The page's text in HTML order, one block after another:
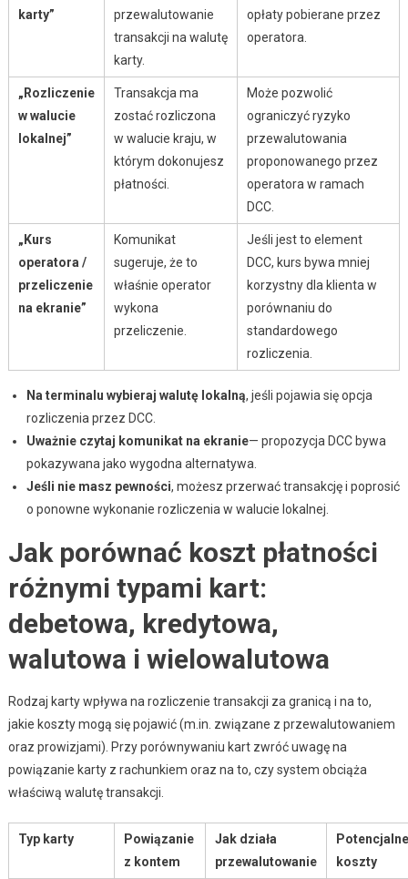
karty”
przewalutowanie
transakcji na walutę
karty.
opłaty pobierane przez
operatora.
„Rozliczenie
w walucie
lokalnej”
Transakcja ma
zostać rozliczona
w walucie kraju, w
którym dokonujesz
płatności.
Może pozwolić
ograniczyć ryzyko
przewalutowania
proponowanego przez
operatora w ramach
DCC.
„Kurs
operatora /
przeliczenie
na ekranie”
Komunikat
sugeruje, że to
właśnie operator
wykona
przeliczenie.
Jeśli jest to element
DCC, kurs bywa mniej
korzystny dla klienta w
porównaniu do
standardowego
rozliczenia.
Na terminalu wybieraj walutę lokalną, jeśli pojawia się opcja
rozliczenia przez DCC.
Uważnie czytaj komunikat na ekranie— propozycja DCC bywa
pokazywana jako wygodna alternatywa.
Jeśli nie masz pewności, możesz przerwać transakcję i poprosić
o ponowne wykonanie rozliczenia w walucie lokalnej.
Jak porównać koszt płatności
różnymi typami kart:
debetowa, kredytowa,
walutowa i wielowalutowa
Rodzaj karty wpływa na rozliczenie transakcji za granicą i na to,
jakie koszty mogą się pojawić (m.in. związane z przewalutowaniem
oraz prowizjami). Przy porównywaniu kart zwróć uwagę na
powiązanie karty z rachunkiem oraz na to, czy system obciąża
właściwą walutę transakcji.
Typ karty
Powiązanie
z kontem
Jak działa
przewalutowanie
Potencjalne
koszty